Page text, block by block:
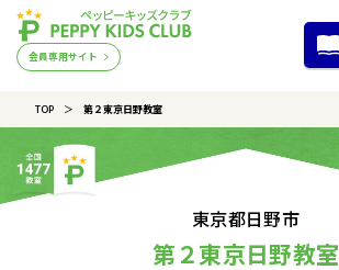
会員専用サイト
TOP 第２東京日野教室
東京都日野市
第２東京日野教室